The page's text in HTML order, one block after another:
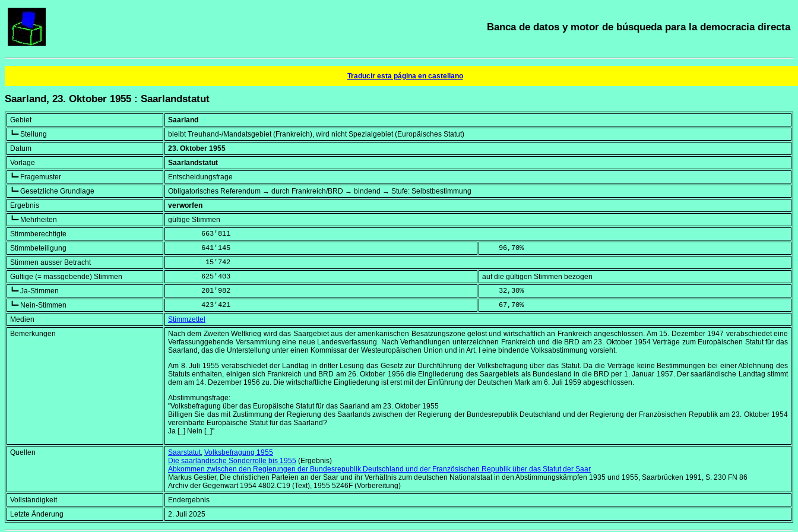
Banca de datos y motor de búsqueda para la democracia directa
Traducir esta página en castellano
Saarland, 23. Oktober 1955 : Saarlandstatut
Gebiet
Saarland
┗━ Stellung
bleibt Treuhand-/Mandatsgebiet (Frankreich), wird nicht Spezialgebiet (Europäisches Statut)
Datum
23. Oktober 1955
Vorlage
Saarlandstatut
┗━ Fragemuster
Entscheidungsfrage
┗━ Gesetzliche Grundlage
Obligatorisches Referendum → durch Frankreich/BRD → bindend → Stufe: Selbstbestimmung
Ergebnis
verworfen
┗━ Mehrheiten
gültige Stimmen
Stimmberechtigte
        663'811
Stimmbeteiligung
        641'145
    96,70
%
Stimmen ausser Betracht
         15'742
Gültige (= massgebende) Stimmen
        625'403
auf die gültigen Stimmen bezogen
┗━ Ja-Stimmen
        201'982
    32,30
%
┗━ Nein-Stimmen
        423'421
    67,70
%
Medien
Stimmzettel
Bemerkungen
Nach dem Zweiten Weltkrieg wird das Saargebiet aus der amerikanischen Besatzungszone gelöst und wirtschaftlich an Frankreich angeschlossen. Am 15. Dezember 1947 verabschiedet eine
Verfassunggebende Versammlung eine neue Landesverfassung. Nach Verhandlungen unterzeichnen Frankreich und die BRD am23. Oktober 1954Verträge zum Europäischen Statut für das
Saarland, das die Unterstellung unter einen Kommissar der Westeuropäischen Union und in Art. I eine bindende Volksabstimmung vorsieht.
Am 8. Juli 1955 verabschiedet der Landtag in dritter Lesung das Gesetz zur Durchführung der Volksbefragung über das Statut. Da die Verträge keine Bestimmungen bei einer Ablehnung des
Statuts enthalten, einigen sich Frankreich und BRD am 26. Oktober 1956 die Eingliederung des Saargebiets als Bundesland in die BRD per 1. Januar 1957. Der saarländische Landtag stimmt
dem am 14. Dezember 1956 zu. Die wirtschaftliche Eingliederung ist erst mit der Einführung der Deutschen Mark am 6. Juli 1959 abgeschlossen.
Abstimmungsfrage:
"Volksbefragung über das Europäische Statut für das Saarland am 23. Oktober 1955
Billigen Sie das mit Zustimmung der Regierung des Saarlands zwischen der Regierung der Bundesrepublik Deutschland und der Regierung der Französischen Republik am 23. Oktober 1954
vereinbarte Europäische Statut für das Saarland?
Ja [_] Nein [_]"
Quellen Saarstatut, Volksbefragung 1955
Die saarländische Sonderrolle bis 1955 (Ergebnis)
Abkommen zwischen den Regierungen der Bundesrepublik Deutschland und der Französischen Republik über das Statut der Saar
Markus Gestier, Die christlichen Parteien an der Saar und ihr Verhältnis zum deutschen Nationalstaat in den Abstimmungskämpfen 1935 und 1955, Saarbrücken 1991, S. 230 FN 86
Archiv der Gegenwart 1954 4802.C19 (Text), 1955 5246F (Vorbereitung)
Vollständigkeit
Endergebnis
Letzte Änderung
2. Juli 2025